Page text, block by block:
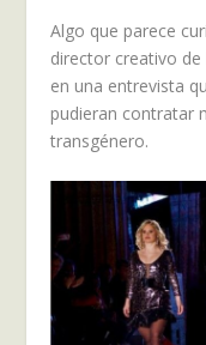
Algo que parece
director creativo de
en una entrevista
pudieran contratar
transgénero.